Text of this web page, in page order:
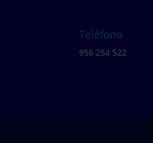
Teléfono
956 254 522